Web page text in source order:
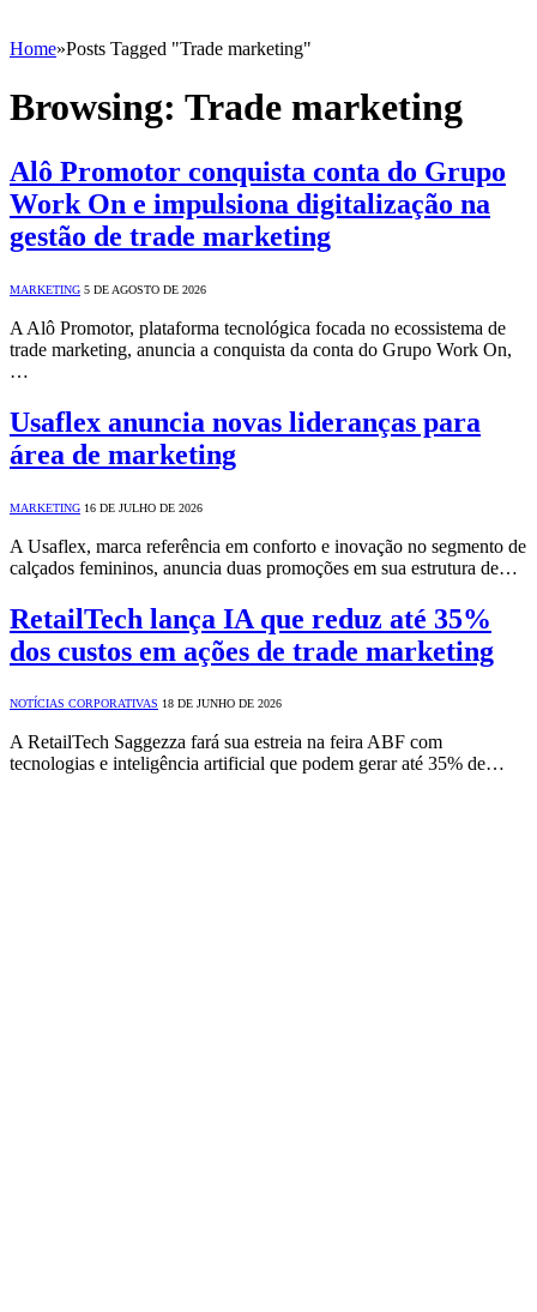
Home»Posts Tagged "Trade marketing"
Browsing: Trade marketing
Alô Promotor conquista conta do Grupo
Work On e impulsiona digitalização na
gestão de trade marketing
MARKETING 5 DE AGOSTO DE 2026
A Alô Promotor, plataforma tecnológica focada no ecossistema de
trade marketing, anuncia a conquista da conta do Grupo Work On,
…
Usaflex anuncia novas lideranças para
área de marketing
MARKETING 16 DE JULHO DE 2026
A Usaflex, marca referência em conforto e inovação no segmento de
calçados femininos, anuncia duas promoções em sua estrutura de…
RetailTech lança IA que reduz até 35%
dos custos em ações de trade marketing
NOTÍCIAS CORPORATIVAS 18 DE JUNHO DE 2026
A RetailTech Saggezza fará sua estreia na feira ABF com
tecnologias e inteligência artificial que podem gerar até 35% de…